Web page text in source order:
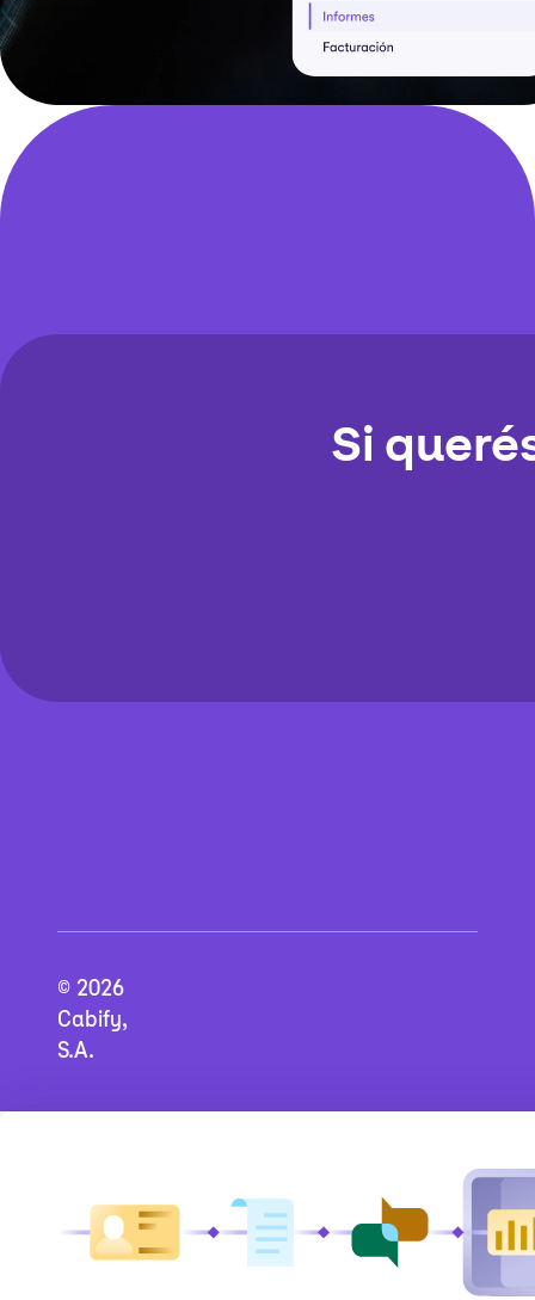
Si
© 2026
Cabify,
S.A.